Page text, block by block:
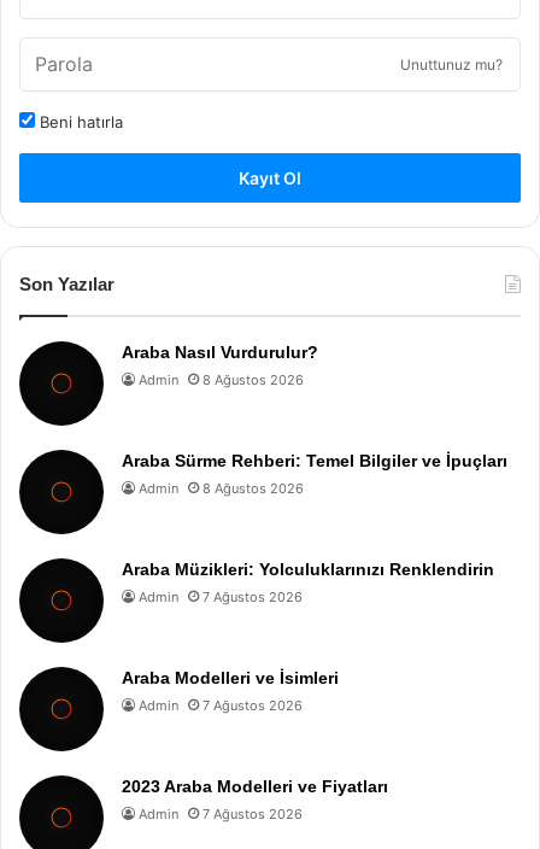
Unuttunuz mu?
Beni hatırla
Kayıt Ol
Son Yazılar
Araba Nasıl Vurdurulur?
Admin 8 Ağustos 2026
Araba Sürme Rehberi: Temel Bilgiler ve İpuçları
Admin 8 Ağustos 2026
Araba Müzikleri: Yolculuklarınızı Renklendirin
Admin 7 Ağustos 2026
Araba Modelleri ve İsimleri
Admin 7 Ağustos 2026
2023 Araba Modelleri ve Fiyatları
Admin 7 Ağustos 2026